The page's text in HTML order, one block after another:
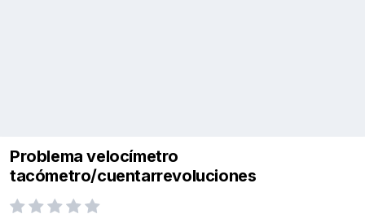
Problema velocímetro
tacómetro/cuentarrevoluciones